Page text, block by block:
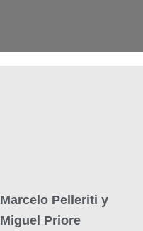
Marcelo Pelleriti y
Miguel Priore